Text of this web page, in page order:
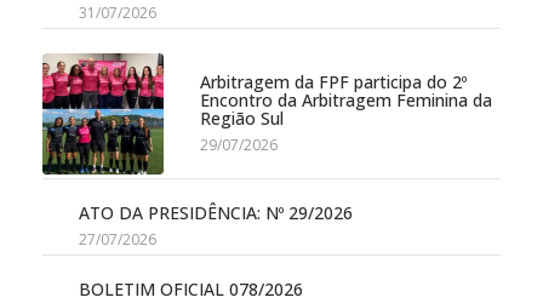
31/07/2026
Arbitragem da FPF participa do 2º
Encontro da Arbitragem Feminina da
Região Sul
29/07/2026
ATO DA PRESIDÊNCIA: Nº 29/2026
27/07/2026
BOLETIM OFICIAL 078/2026